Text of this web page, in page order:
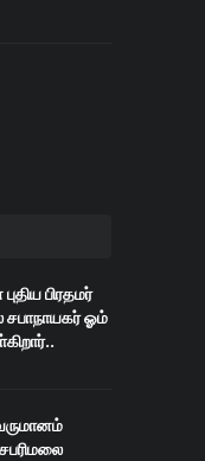
பிரதமர்
சபாநாயகர் ஓம்